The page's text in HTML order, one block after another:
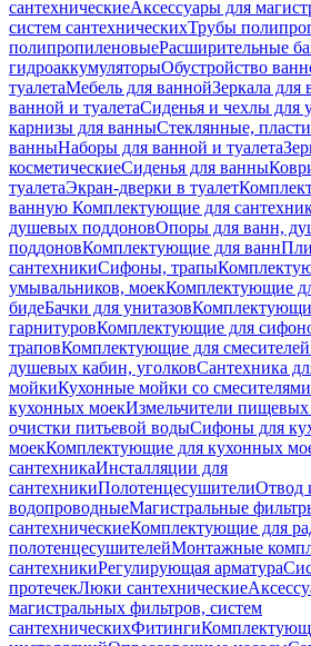
сантехническиеАксессуары для
систем сантехническихТрубы
полипропиленовыеРасширительные
гидроаккумуляторыОбустройство
туалетаМебель для ваннойЗеркала для
ванной и туалетаСиденья и чехлы для
карнизы для ванныСтеклянные,
ванныНаборы для ванной и туалета
косметическиеСиденья для ванны
туалетаЭкран-дверки в туалет
ванную Комплектующие для
душевых поддоновОпоры для ванн,
поддоновКомплектующие для ванн
сантехникиСифоны, трапы
умывальников, моекКомплектующие
бидеБачки для унитазов
гарнитуровКомплектующие для
траповКомплектующие для смесителей
душевых кабин, уголковСантехника
мойкиКухонные мойки со смесителями
кухонных моекИзмельчители пищевых
очистки питьевой водыСифоны для
моекКомплектующие для кухонных
сантехникаИнсталляции для
сантехникиПолотенцесушителиОтвод
водопроводныеМагистральные
сантехническиеКомплектующие для
полотенцесушителейМонтажные
сантехникиРегулирующая арматура
протечекЛюки сантехнические
магистральных фильтров, систем
сантехническихФитинги